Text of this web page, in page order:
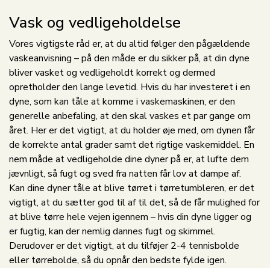
Vask og vedligeholdelse
Vores vigtigste råd er, at du altid følger den pågældende
vaskeanvisning – på den måde er du sikker på, at din dyne
bliver vasket og vedligeholdt korrekt og dermed
opretholder den lange levetid. Hvis du har investeret i en
dyne, som kan tåle at komme i vaskemaskinen, er den
generelle anbefaling, at den skal vaskes et par gange om
året. Her er det vigtigt, at du holder øje med, om dynen får
de korrekte antal grader samt det rigtige vaskemiddel. En
nem måde at vedligeholde dine dyner på er, at lufte dem
jævnligt, så fugt og sved fra natten får lov at dampe af.
Kan dine dyner tåle at blive tørret i tørretumbleren, er det
vigtigt, at du sætter god til af til det, så de får mulighed for
at blive tørre hele vejen igennem – hvis din dyne ligger og
er fugtig, kan der nemlig dannes fugt og skimmel.
Derudover er det vigtigt, at du tilføjer 2-4 tennisbolde
eller tørrebolde, så du opnår den bedste fylde igen.